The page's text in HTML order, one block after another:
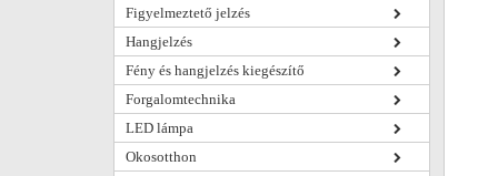
Figyelmeztető jelzés
Hangjelzés
Fény és hangjelzés kiegészítő
Forgalomtechnika
LED lámpa
Okosotthon